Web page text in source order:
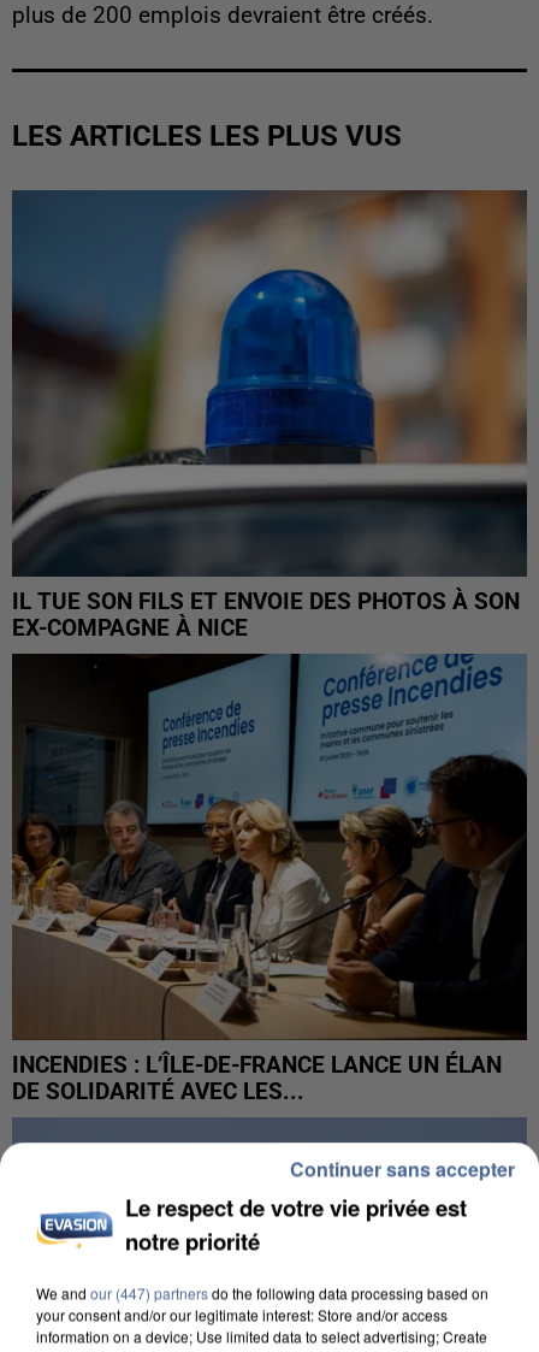
plus de 200 emplois devraient être créés.
LES ARTICLES LES PLUS VUS
IL TUE SON FILS ET ENVOIE DES PHOTOS À SON
EX-COMPAGNE À NICE
INCENDIES : L’ÎLE-DE-FRANCE LANCE UN ÉLAN
DE SOLIDARITÉ AVEC LES...
Le respect de votre vie privée est
notre priorité
We and our (447) partnersdo the following data processing based on
your consent and/or our legitimate interest: Store and/or access
information on a device; Use limited data to select advertising; Create
Continuer sans accepter